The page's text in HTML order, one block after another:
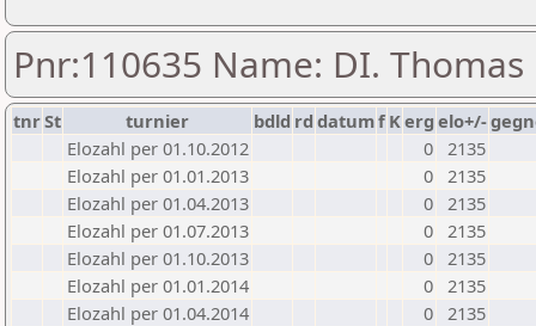
Pnr:110635 Name: DI.
tnrSt turnier bdld rd datumf Kerg elo+/-
Elozahl per 01.10.2012
0 2135
Elozahl per 01.01.2013
0 2135
Elozahl per 01.04.2013
0 2135
Elozahl per 01.07.2013
0 2135
Elozahl per 01.10.2013
0 2135
Elozahl per 01.01.2014
0 2135
Elozahl per 01.04.2014
0 2135